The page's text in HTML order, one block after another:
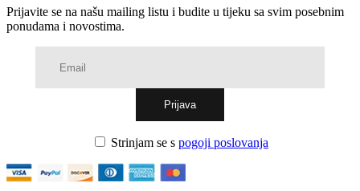
Prijavite se na našu mailing listu i budite u tijeku sa svim posebnim
ponudama i novostima.
Strinjam se s pogoji poslovanja